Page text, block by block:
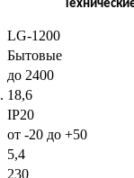
LG-1200
Бытовые
до 2400
18,6
IP20
от -20 до +50
5,4
230